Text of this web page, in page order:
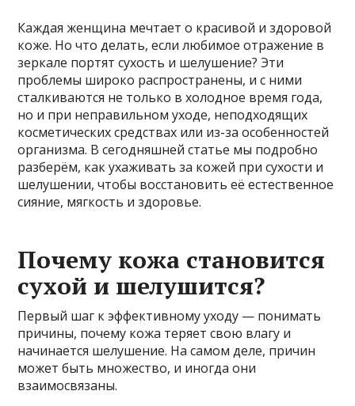
Каждая женщина мечтает о красивой и здоровой
коже. Но что делать, если любимое отражение в
зеркале портят сухость и шелушение? Эти
проблемы широко распространены, и с ними
сталкиваются не только в холодное время года,
но и при неправильном уходе, неподходящих
косметических средствах или из-за особенностей
организма. В сегодняшней статье мы подробно
разберём, как ухаживать за кожей при сухости и
шелушении, чтобы восстановить её естественное
сияние, мягкость и здоровье.
Почему кожа становится
сухой и шелушится?
Первый шаг к эффективному уходу — понимать
причины, почему кожа теряет свою влагу и
начинается шелушение. На самом деле, причин
может быть множество, и иногда они
взаимосвязаны.